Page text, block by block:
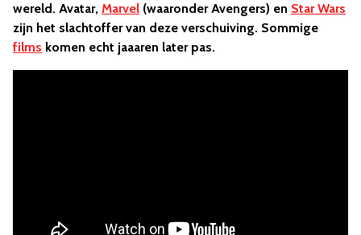
wereld. Avatar, Marvel (waaronder Avengers) en Star Wars
zijn het slachtoffer van deze verschuiving. Sommige
films komen echt jaaaren later pas.